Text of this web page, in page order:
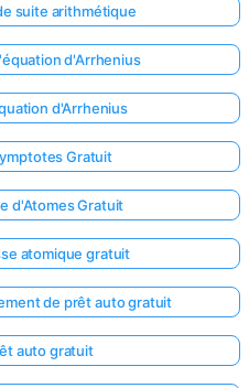
suite arithmétique
d'Arrhenius
d'Arrhenius
Gratuit
d'Atomes Gratuit
atomique gratuit
de prêt auto gratuit
auto gratuit